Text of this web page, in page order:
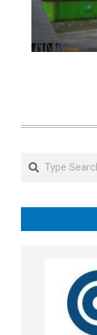
Search